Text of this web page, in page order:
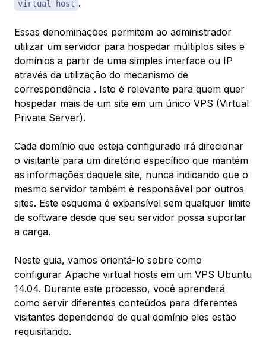
virtual host .
Essas denominações permitem ao administrador
utilizar um servidor para hospedar múltiplos sites e
domínios a partir de uma simples interface ou IP
através da utilização do mecanismo de
correspondência . Isto é relevante para quem quer
hospedar mais de um site em um único VPS (Virtual
Private Server).
Cada domínio que esteja configurado irá direcionar
o visitante para um diretório específico que mantém
as informações daquele site, nunca indicando que o
mesmo servidor também é responsável por outros
sites. Este esquema é expansível sem qualquer limite
de software desde que seu servidor possa suportar
a carga.
Neste guia, vamos orientá-lo sobre como
configurar Apache virtual hosts em um VPS Ubuntu
14.04. Durante este processo, você aprenderá
como servir diferentes conteúdos para diferentes
visitantes dependendo de qual domínio eles estão
requisitando.